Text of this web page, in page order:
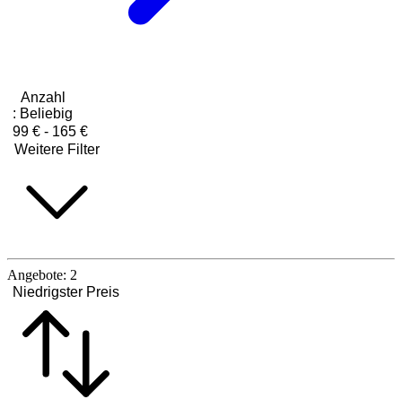
Anzahl
: Beliebig
99 € - 165 €
Weitere Filter
Angebote: 2
Niedrigster Preis